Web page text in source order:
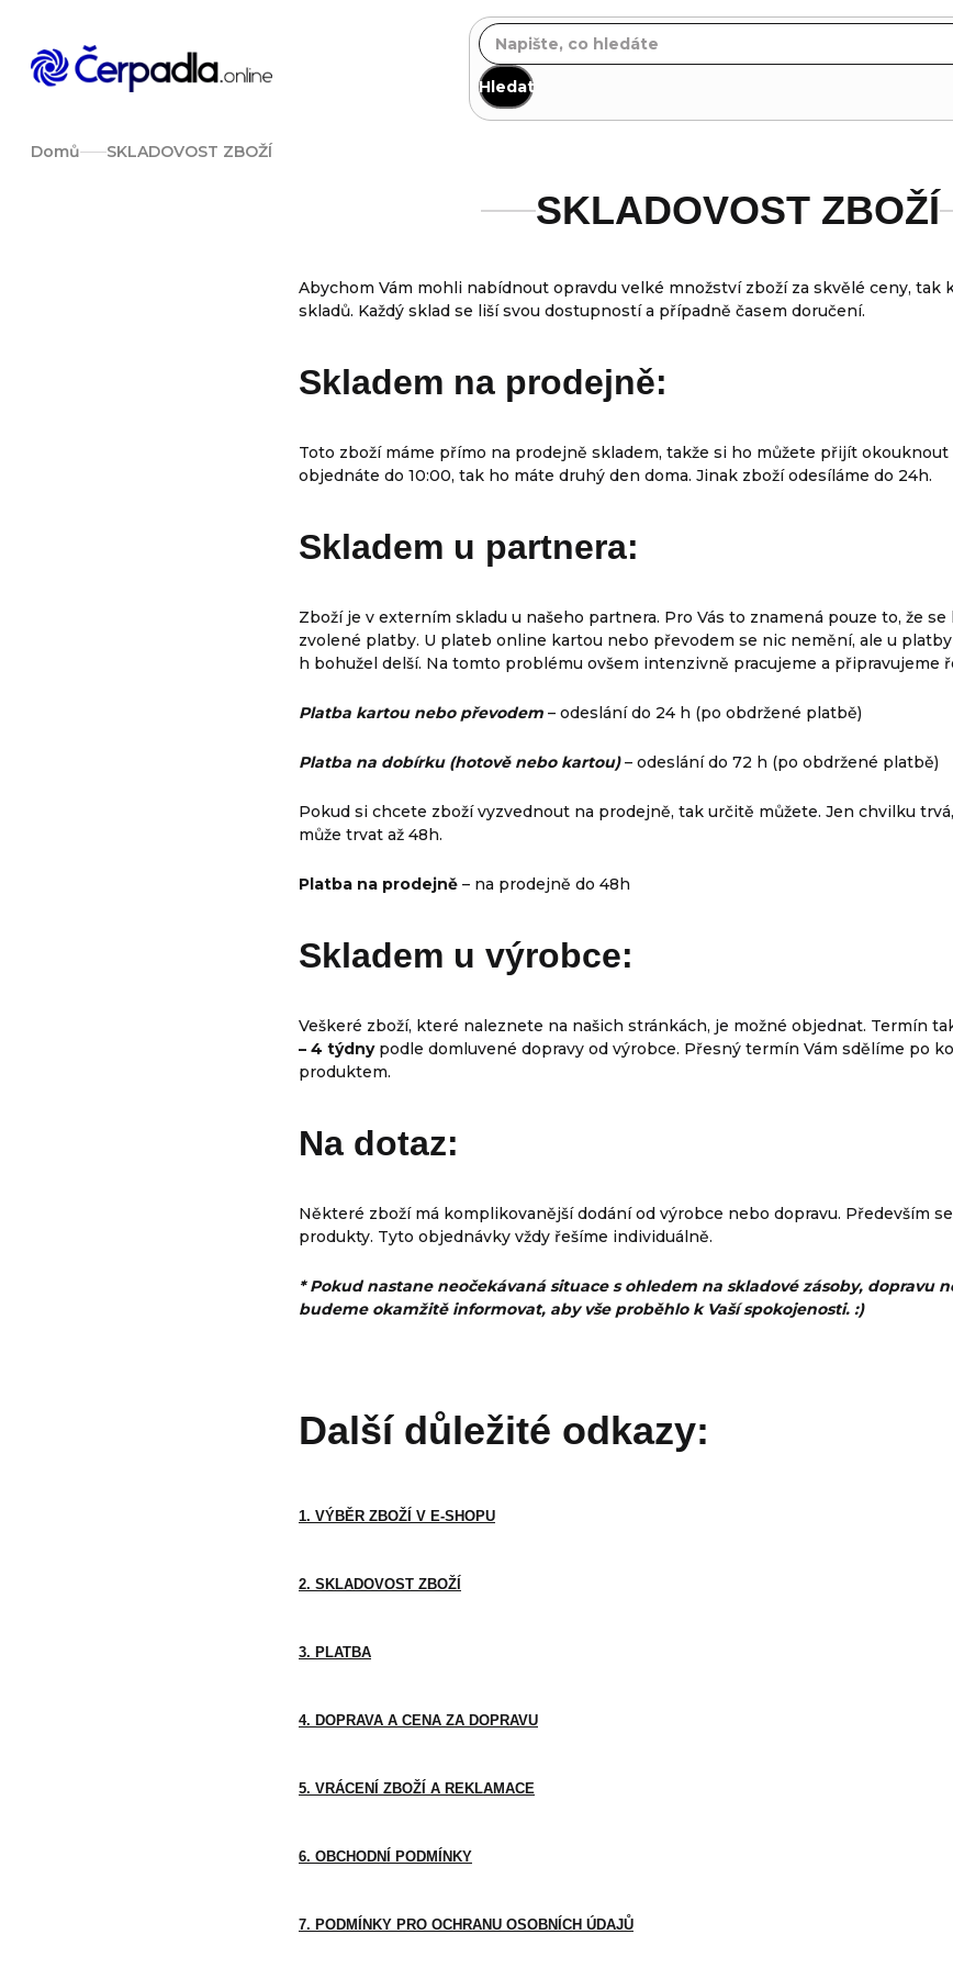
obsah
Hledat
Domů SKLADOVOST ZBOŽÍ
SKLADOVOST ZBOŽÍ
Abychom Vám mohli nabídnout opravdu velké množství zboží za skvělé ceny,
skladů. Každý sklad se liší svou dostupností a případně časem doručení.
Skladem na prodejně:
Toto zboží máme přímo na prodejně skladem, takže si ho můžete přijít
objednáte do 10:00, tak ho máte druhý den doma. Jinak zboží odesíláme do 24h.
Skladem u partnera:
Zboží je v externím skladu u našeho partnera. Pro Vás to znamená pouze to, že
zvolené platby. U plateb online kartou nebo převodem se nic nemění, ale u
h bohužel delší. Na tomto problému ovšem intenzivně pracujeme a připravujeme
Platba kartou nebo převodem – odeslání do 24 h (po obdržené platbě)
Platba na dobírku (hotově nebo kartou)– odeslání do 72 h (po obdržené platbě)
Pokud si chcete zboží vyzvednout na prodejně, tak určitě můžete. Jen chvilku
může trvat až 48h.
Platba na prodejně – na prodejně do 48h
Skladem u výrobce:
Veškeré zboží, které naleznete na našich stránkách, je možné objednat. Termín
– 4 týdnypodle domluvené dopravy od výrobce. Přesný termín Vám sdělíme po
produktem.
Na dotaz:
Některé zboží má komplikovanější dodání od výrobce nebo dopravu. Především
produkty. Tyto objednávky vždy řešíme individuálně.
* Pokud nastane neočekávaná situace s ohledem na skladové zásoby, dopravu
budeme okamžitě informovat, aby vše proběhlo k Vaší spokojenosti. :)
Další důležité odkazy:
1. VÝBĚR ZBOŽÍ V E-SHOPU
2. SKLADOVOST ZBOŽÍ
3. PLATBA
4. DOPRAVA A CENA ZA DOPRAVU
5. VRÁCENÍ ZBOŽÍ A REKLAMACE
6. OBCHODNÍ PODMÍNKY
7. PODMÍNKY PRO OCHRANU OSOBNÍCH ÚDAJŮ